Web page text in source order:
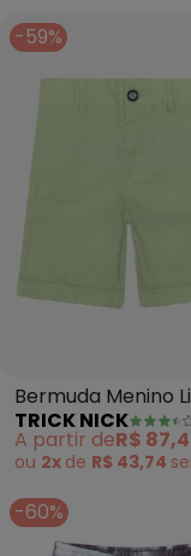
-59%
Bermuda Menino
(Verde)
TRICK NICK
A partir deR$
ou 2x de R$ 43,74
-60%